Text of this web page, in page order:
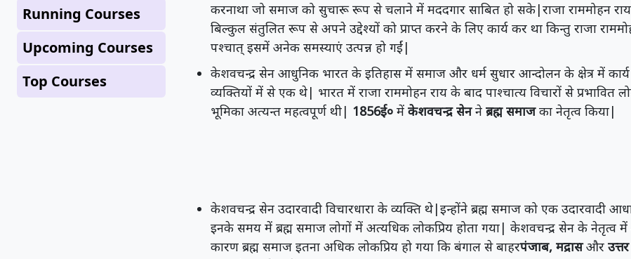
Running Courses
Upcoming Courses
Top Courses
करनाथा जो समाज को सुचारू रूप से चलाने में मददगार साबित हो सके|राजा राममोहन
बिल्कुल संतुलित रूप से अपने उद्देश्यों को प्राप्त करने के लिए कार्य कर था किन्तु राजा
पश्चात् इसमें अनेक समस्याएं उत्पन्न हो गईं|
केशवचन्द्र सेन आधुनिक भारत के इतिहास में समाज और धर्म सुधार आन्दोलन के क्षेत्र में
व्यक्तियों में से एक थे| भारत में राजा राममोहन राय के बाद पाश्चात्य विचारों से प्रभावित
भूमिका अत्यन्त महत्वपूर्ण थी| 1856ई० में केशवचन्द्र सेनने ब्रह्म समाजका नेतृत्व किया|
केशवचन्द्र सेन उदारवादी विचारधारा के व्यक्ति थे|इन्होंने ब्रह्म समाज को एक उदारवादी
इनके समय में ब्रह्म समाज लोगों में अत्यधिक लोकप्रिय होता गया| केशवचन्द्र सेन के नेतृत्व में
कारण ब्रह्म समाज इतना अधिक लोकप्रिय हो गया कि बंगाल से बाहरपंजाब, मद्रासऔर